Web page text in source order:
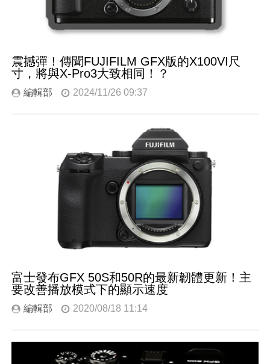
震撼彈！傳聞FUJIFILM GFX版的X100VI尺
寸，將與X-Pro3大致相同！？
編輯部 2024/11/26 09:37
富士發布GFX 50S和50R的最新韌體更新！主
要改善播放模式下的顯示速度
編輯部 2020/08/18 11:14